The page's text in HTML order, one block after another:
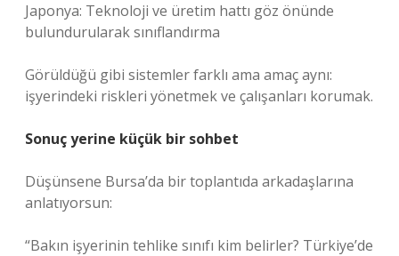
Japonya: Teknoloji ve üretim hattı göz önünde
bulundurularak sınıflandırma
Görüldüğü gibi sistemler farklı ama amaç aynı:
işyerindeki riskleri yönetmek ve çalışanları korumak.
Sonuç yerine küçük bir sohbet
Düşünsene Bursa’da bir toplantıda arkadaşlarına
anlatıyorsun:
“Bakın işyerinin tehlike sınıfı kim belirler? Türkiye’de